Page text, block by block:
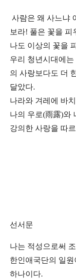
사람은 왜 사느냐
보라! 풀은 꽃을 피
나도 이상의 꽃을
우리 청년시대에
의 사랑보다도 더
달았다.
나라와 겨레에 바
나의 우로(雨露)와
강의한 사랑을 따
선서문
나는 적성으로써
한인애국단의 일
하나이다.